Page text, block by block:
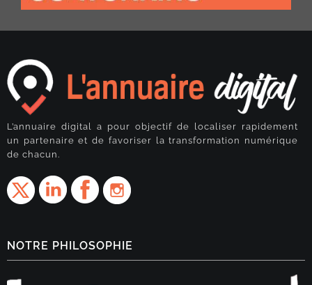
L’annuaire digital a pour objectif de localiser rapidement
un partenaire et de favoriser la transformation numérique
de chacun.
NOTRE PHILOSOPHIE